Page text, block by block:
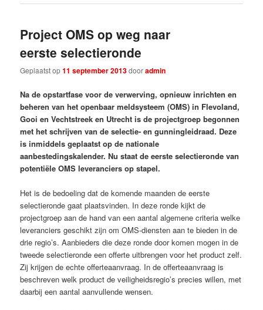
Project OMS op weg naar
eerste selectieronde
Geplaatst op11 september 2013dooradmin
Na de opstartfase voor de verwerving, opnieuw inrichten en
beheren van het openbaar meldsysteem (OMS) in Flevoland,
Gooi en Vechtstreek en Utrecht is de projectgroep begonnen
met het schrijven van de selectie- en gunningleidraad. Deze
is inmiddels geplaatst op de nationale
aanbestedingskalender. Nu staat de eerste selectieronde van
potentiële OMS leveranciers op stapel.
Het is de bedoeling dat de komende maanden de eerste
selectieronde gaat plaatsvinden. In deze ronde kijkt de
projectgroep aan de hand van een aantal algemene criteria welke
leveranciers geschikt zijn om OMS-diensten aan te bieden in de
drie regio’s. Aanbieders die deze ronde door komen mogen in de
tweede selectieronde een offerte uitbrengen voor het product zelf.
Zij krijgen de echte offerteaanvraag. In de offerteaanvraag is
beschreven welk product de veiligheidsregio’s precies willen, met
daarbij een aantal aanvullende wensen.